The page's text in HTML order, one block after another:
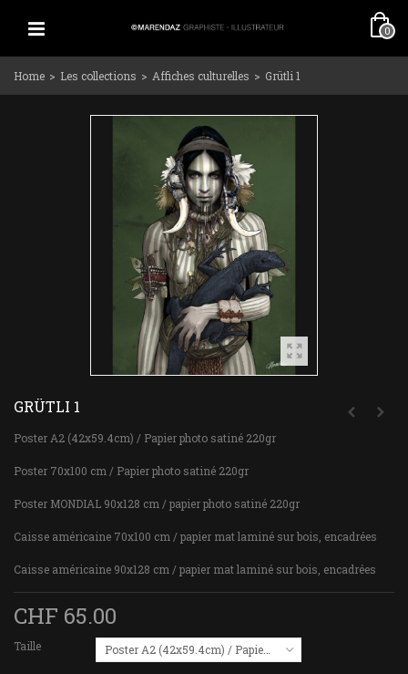
0
Home > Les collections > Affiches culturelles > Grütli 1
GRÜTLI 1
Poster A2 (42x59.4cm) / Papier photo satiné 220gr
Poster 70x100 cm / Papier photo satiné 220gr
Poster MONDIAL 90x128 cm / papier photo satiné 220gr
Caisse américaine 70x100 cm / papier mat laminé sur bois, encadrées
Caisse américaine 90x128 cm / papier mat laminé sur bois, encadrées
CHF 65.00
Taille Poster A2 (42x59.4cm) / Papier photo satiné 220gr